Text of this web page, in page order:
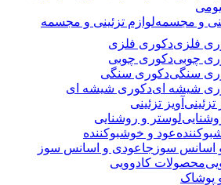
لوازم تزئینی و مجسمه
دکوری فلزی
دکوری چوبی
دکوری سنگی
دکوری شیشه ای
آویز تزئینی
لوستر و روشنایی
عود و خوشبوکننده
جاعودی و اسانس سوز
محصولات کادوویی
پوشاک